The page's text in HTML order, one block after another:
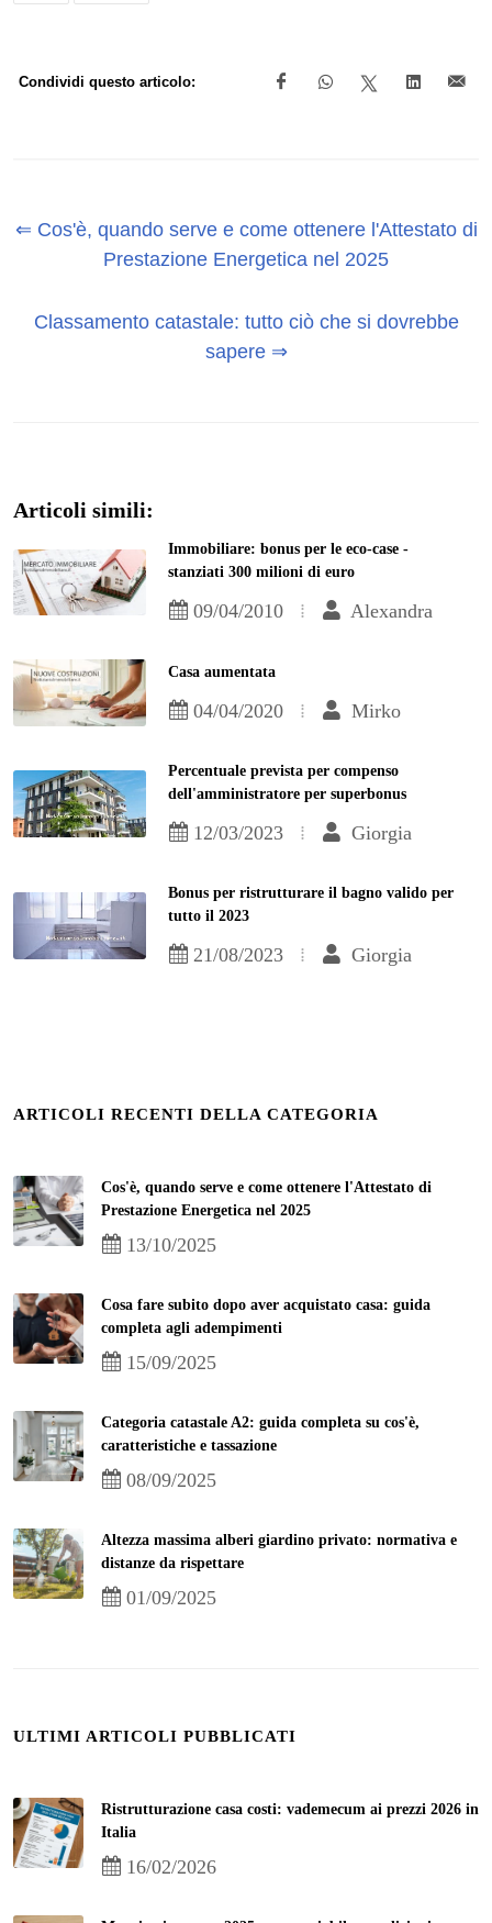
Condividi questo articolo:
⇐ Cos'è, quando serve e come ottenere l'Attestato di
Prestazione Energetica nel 2025
Classamento catastale: tutto ciò che si dovrebbe
sapere ⇒
Articoli simili:
Immobiliare: bonus per le eco-case -
stanziati 300 milioni di euro
09/04/2010 Alexandra
Casa aumentata
04/04/2020 Mirko
Percentuale prevista per compenso
dell'amministratore per superbonus
12/03/2023 Giorgia
Bonus per ristrutturare il bagno valido per
tutto il 2023
21/08/2023 Giorgia
ARTICOLI RECENTI DELLA CATEGORIA
Cos'è, quando serve e come ottenere l'Attestato di
Prestazione Energetica nel 2025
13/10/2025
Cosa fare subito dopo aver acquistato casa: guida
completa agli adempimenti
15/09/2025
Categoria catastale A2: guida completa su cos'è,
caratteristiche e tassazione
08/09/2025
Altezza massima alberi giardino privato: normativa e
distanze da rispettare
01/09/2025
ULTIMI ARTICOLI PUBBLICATI
Ristrutturazione casa costi: vademecum ai prezzi 2026 in
Italia
16/02/2026